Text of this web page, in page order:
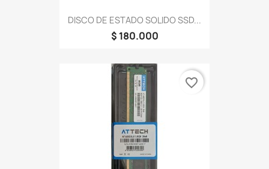
DISCO DE ESTADO SOLIDO SSD...
$ 180.000
favorite_border